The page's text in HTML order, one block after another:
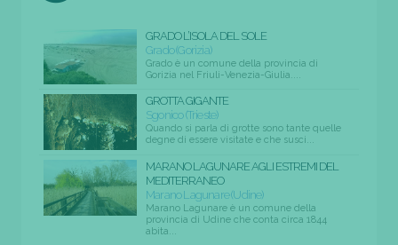
GRADO L’ISOLA DEL SOLE
Grado (Gorizia)
Grado è un comune della provincia di
Gorizia nel Friuli-Venezia-Giulia....
GROTTA GIGANTE
Sgonico (Trieste)
Quando si parla di grotte sono tante quelle
degne di essere visitate e che susci...
MARANO LAGUNARE AGLI ESTREMI DEL
MEDITERRANEO
Marano Lagunare (Udine)
Marano Lagunare è un comune della
provincia di Udine che conta circa 1844
abita...